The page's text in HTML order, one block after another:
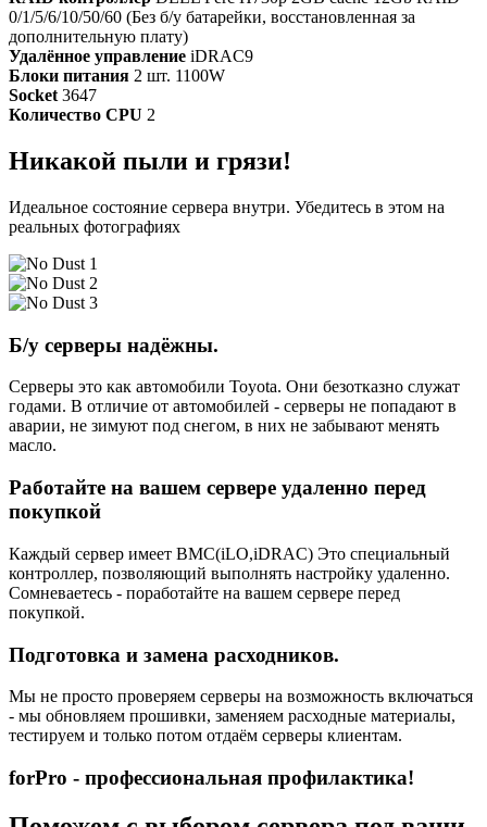
0/1/5/6/10/50/60 (Без б/у батарейки, восстановленная за
дополнительную плату)
Удалённое управление iDRAC9
Блоки питания 2 шт. 1100W
Socket 3647
Количество CPU 2
Никакой пыли и грязи!
Идеальное состояние сервера внутри. Убедитесь в этом на
реальных фотографиях
Б/у серверы надёжны.
Серверы это как автомобили Toyota. Они безотказно служат
годами. В отличие от автомобилей - серверы не попадают в
аварии, не зимуют под снегом, в них не забывают менять
масло.
Работайте на вашем сервере удаленно перед
покупкой
Каждый сервер имеет BMC(iLO,iDRAC) Это специальный
контроллер, позволяющий выполнять настройку удаленно.
Сомневаетесь - поработайте на вашем сервере перед
покупкой.
Подготовка и замена расходников.
Мы не просто проверяем серверы на возможность включаться
- мы обновляем прошивки, заменяем расходные материалы,
тестируем и только потом отдаём серверы клиентам.
forPro - профессиональная профилактика!